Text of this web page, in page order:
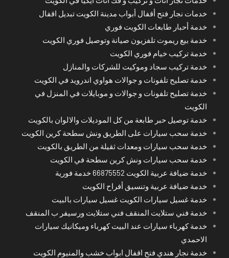
خدمات نجار فتح أقفال أبواب مدينة الكويت تبديل اقفال
خدمة أحبار طابعات الكويت فوري
خدمة بيع ريموت تلفزيون صيانة وتوصيل فوري الكويت
خدمة تركيب خيام فوري الكويت
خدمة تركيب سجاد وموكيت للشركات والمنازل
خدمة تصليح تلفونات و جوالات هواوي اندرويد في الكويت
خدمة تصليح تلفونات و جوالات و موبايلات في المنزل في
الكويت
خدمة توصيل حبر طابعة من كل الموديلات والالوان بالكويت
خدمة سحب سيارات على الطريق ونش سطحة كرين الكويت
خدمة سحب سيارات ومعدات ثقيلة من الطريق بالكويت
خدمة سحب سيارات ونش كرين سطحة في الكويت
خدمة ضيافة عربية الكويت 66875552 خدمة فورية
خدمة ضيافة عربية وتنسيق أفراح الكويت
خدمة غسيل سيارات الكويت غسيل سيارات بالبيت
خدمة فني ستلايت المنقف فني ستلايت ورسيفر ب المنقف
خدمة كهرباء سيارات عند البيت كهرباء وميكانيك سيارات
الاحمدي
خدمة نجار هندي فتح اقفال ابواب خشب والمنيوم الكويت